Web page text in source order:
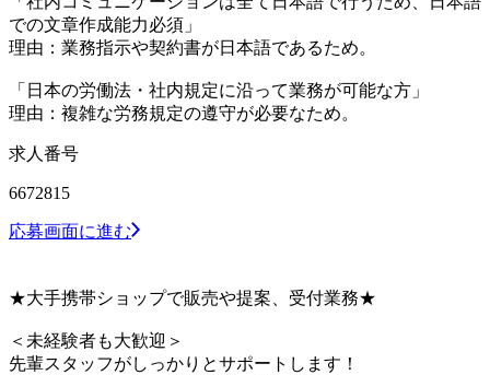
での文章作成能力必須」
理由：業務指示や契約書が日本語であるため。
「日本の労働法・社内規定に沿って業務が可能な方」
理由：複雑な労務規定の遵守が必要なため。
求人番号
6672815
応募画面に進む
★大手携帯ショップで販売や提案、受付業務★
＜未経験者も大歓迎＞
先輩スタッフがしっかりとサポートします！